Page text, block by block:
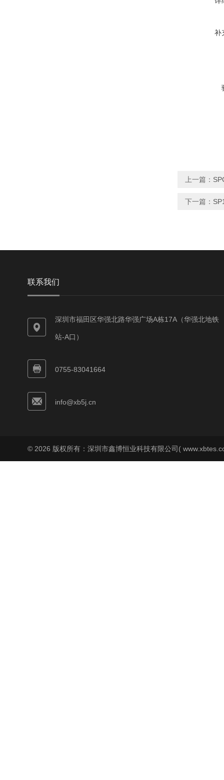
补
上一篇：
下一篇：
联系我们
深圳市福田区华强北路华强广场A栋17A（华强北地铁
站-A口）
0755-83041664
info@xb5j.cn
© 2026 版权所有：深圳市鑫博恒业科技有限公司(